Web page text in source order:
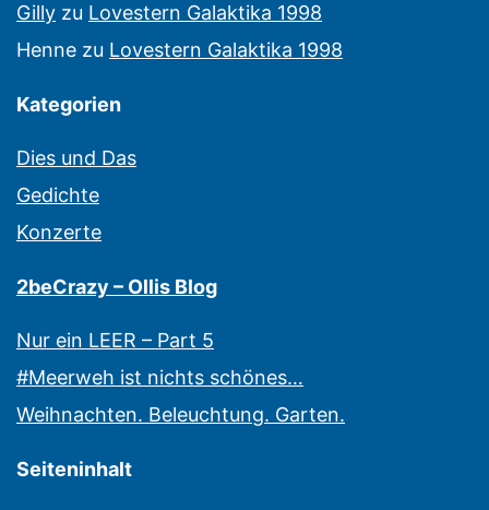
Gilly zu Lovestern Galaktika 1998
Henne zu Lovestern Galaktika 1998
Kategorien
Dies und Das
Gedichte
Konzerte
2beCrazy – Ollis Blog
Nur ein LEER – Part 5
#Meerweh ist nichts schönes…
Weihnachten. Beleuchtung. Garten.
Seiteninhalt